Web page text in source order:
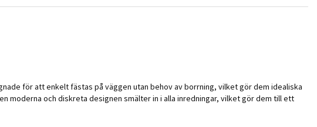
för att enkelt fästas på väggen utan behov av borrning, vilket gör dem idealiska
moderna och diskreta designen smälter in i alla inredningar, vilket gör dem till ett